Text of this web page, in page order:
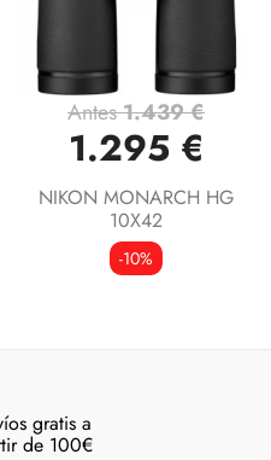
Antes1.439 €
1.295 €
NIKON MONARCH HG
10X42
-10%
gratis a
de 100€